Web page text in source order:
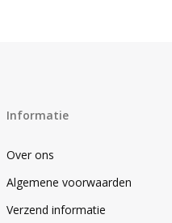
Informatie
Over ons
Algemene voorwaarden
Verzend informatie